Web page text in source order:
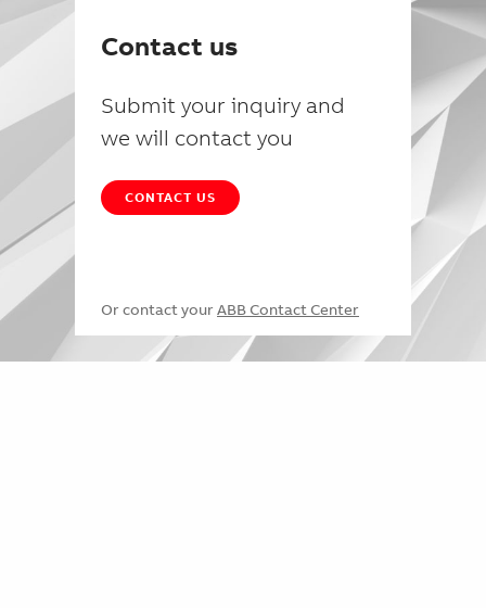
Contact us
Submit your inquiry and
we will contact you
CONTACT US
Or contact your ABB Contact Center